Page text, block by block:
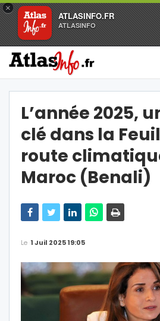
×
ATLASINFO.FR
ATLASINFO
L’année 2025,
clé dans la
route
Maroc (Benali)
Le 1 Juil 2025 19:05